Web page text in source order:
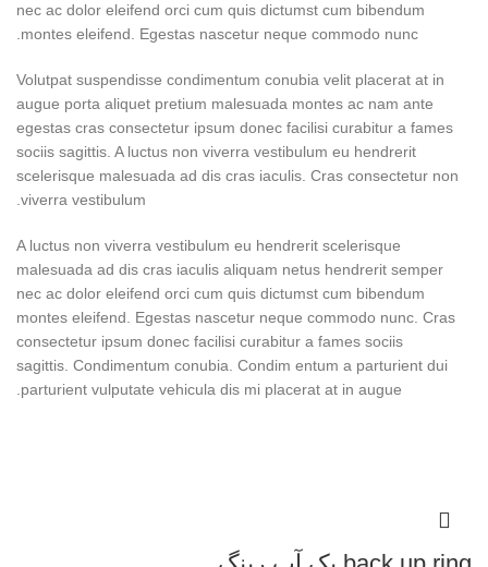
nec ac dolor eleifend orci cum quis dictumst cum bibendum
montes eleifend. Egestas nascetur neque commodo nunc.
Volutpat suspendisse condimentum conubia velit placerat at in
augue porta aliquet pretium malesuada montes ac nam ante
egestas cras consectetur ipsum donec facilisi curabitur a fames
sociis sagittis. A luctus non viverra vestibulum eu hendrerit
scelerisque malesuada ad dis cras iaculis. Cras consectetur non
viverra vestibulum.
A luctus non viverra vestibulum eu hendrerit scelerisque
malesuada ad dis cras iaculis aliquam netus hendrerit semper
nec ac dolor eleifend orci cum quis dictumst cum bibendum
montes eleifend. Egestas nascetur neque commodo nunc. Cras
consectetur ipsum donec facilisi curabitur a fames sociis
sagittis. Condimentum conubia. Condim entum a parturient dui
parturient vulputate vehicula dis mi placerat at in augue.